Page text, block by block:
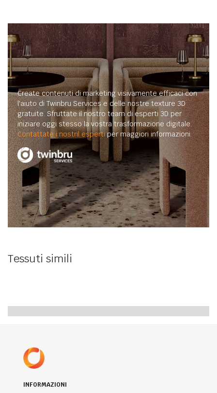
Create contenuti di marketing visivamente efficaci con
l'aiuto di Twinbru Services e delle nostre texture 3D
gratuite. Sfruttate il nostro team di esperti 3D per
iniziare oggi stesso la vostra trasformazione digitale.
Contattate i nostril espertiper maggiori informazioni.
Tessuti simili
INFORMAZIONI